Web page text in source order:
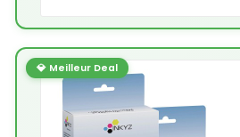
💎 Meilleur Deal